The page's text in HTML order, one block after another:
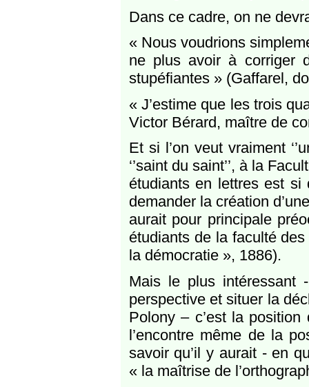
Dans ce cadre, on ne
« Nous voudrions
ne plus avoir à corriger
stupéfiantes » (Gaffarel,
« J’estime que les trois
Victor Bérard, maître de
Et si l’on veut vraiment
‘’saint du saint’’, à la
étudiants en lettres est si
demander la création
aurait pour principale
étudiants de la faculté
la démocratie », 1886).
Mais le plus intéressant
perspective et situer la
Polony – c’est la
l’encontre même de la
savoir qu’il y aurait - en
« la maîtrise de